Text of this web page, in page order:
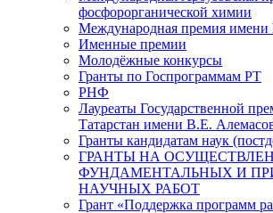
фосфорорганической химии
Международная премия
Именные премии
Молодёжные конкурсы
Гранты по Госпрограммам РТ
РНФ
Лауреаты Государственной
Татарстан имени В.Е.
Гранты кандидатам наук
ГРАНТЫ НА
ФУНДАМЕНТАЛЬНЫХ И
НАУЧНЫХ РАБОТ
Грант «Поддержка программ